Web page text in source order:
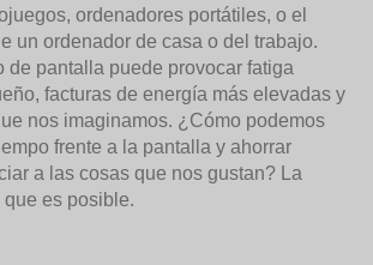
ordenadores portátiles, o el
un ordenador de casa o del trabajo.
de pantalla puede provocar fatiga
facturas de energía más elevadas y
nos imaginamos. ¿Cómo podemos
frente a la pantalla y ahorrar
a las cosas que nos gustan? La
es posible.